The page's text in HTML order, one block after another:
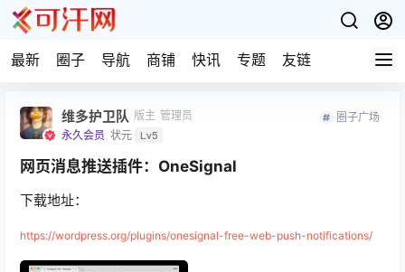
最新 圈子 导航 商铺 快讯 专题 友链
维多护卫队 版主 管理员
永久会员 状元 Lv5
圈子广场
网页消息推送插件：OneSignal
下载地址：
https://wordpress.org/plugins/onesignal-free-web-push-notifications/